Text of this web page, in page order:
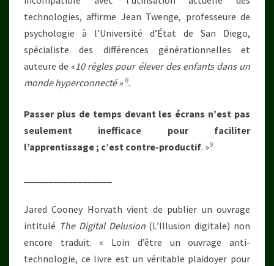
technologies, affirme Jean Twenge, professeure de
psychologie à l’Université d’État de San Diego,
spécialiste des différences générationnelles et
auteure de «10 règles pour élever des enfants dans un
monde hyperconnecté » 8.
Passer plus de temps devant les écrans n’est pas
seulement inefficace pour faciliter
l’apprentissage ; c’est contre-productif. »9
Jared Cooney Horvath vient de publier un ouvrage
intitulé The Digital Delusion(L’Illusion digitale) non
encore traduit. « Loin d’être un ouvrage anti-
technologie, ce livre est un véritable plaidoyer pour